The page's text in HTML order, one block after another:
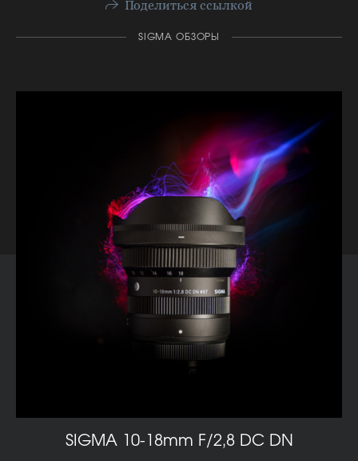
Поделиться ссылкой
SIGMA ОБЗОРЫ
SIGMA 10-18mm F/2,8 DC DN